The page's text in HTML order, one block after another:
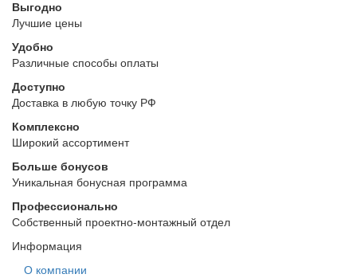
Выгодно
Лучшие цены
Удобно
Различные способы оплаты
Доступно
Доставка в любую точку РФ
Комплексно
Широкий ассортимент
Больше бонусов
Уникальная бонусная программа
Профессионально
Собственный проектно-монтажный отдел
Информация
О компании